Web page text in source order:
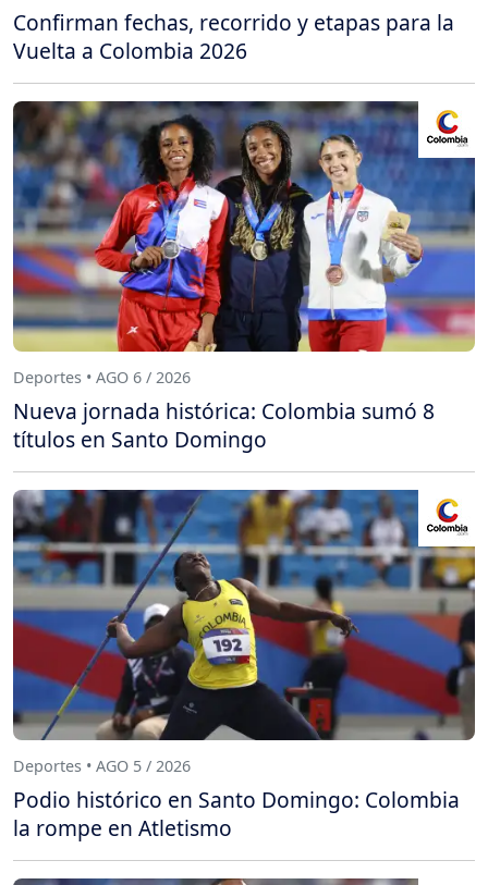
Confirman fechas, recorrido y etapas para la
Vuelta a Colombia 2026
Deportes • AGO 6 / 2026
Nueva jornada histórica: Colombia sumó 8
títulos en Santo Domingo
Deportes • AGO 5 / 2026
Podio histórico en Santo Domingo: Colombia
la rompe en Atletismo